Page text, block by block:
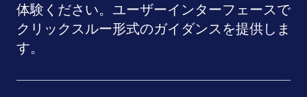
体験ください。ユーザーインターフェースで
クリックスルー形式のガイダンスを提供しま
す。